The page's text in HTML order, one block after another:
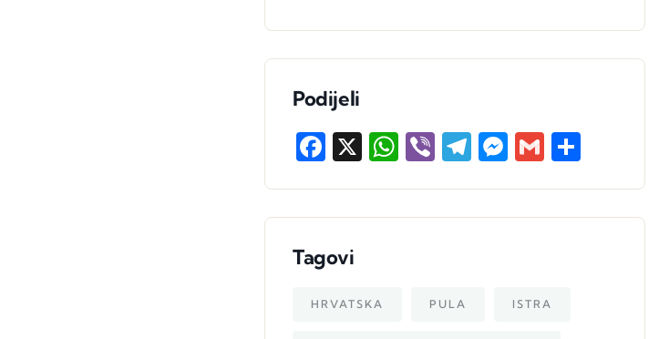
Podijeli
Facebook
X WhatsApp
ViberTelegram
Messenger
Gmail
Tagovi
HRVATSKA PULA ISTRA